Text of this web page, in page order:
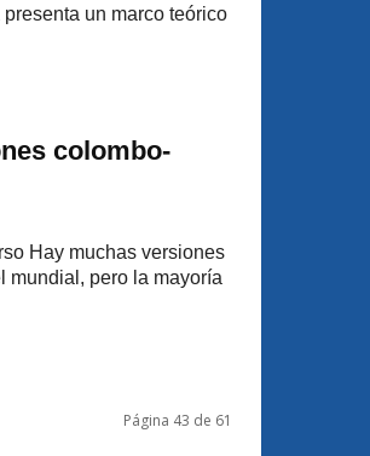
un marco teórico
colombo-
Hay muchas versiones
mundial, pero la mayoría
Página 43 de 61